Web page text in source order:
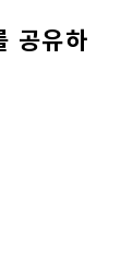
공유하